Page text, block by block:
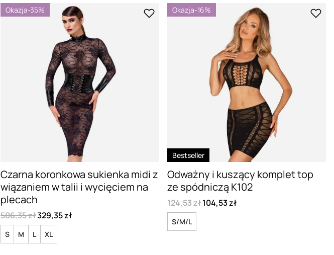
Okazja-35%
Czarna koronkowa sukienka midi z
wiązaniem w talii i wycięciem na
plecach
506,35 zł329,35 zł
S M L XL
Okazja-16%
Bestseller
Odważny i kuszący komplet top
ze spódniczą K102
124,53 zł104,53 zł
S/M/L